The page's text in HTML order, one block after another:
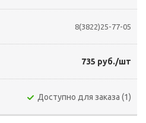
8(3822)25-77-05
735 руб./шт
Доступно для заказа (1)